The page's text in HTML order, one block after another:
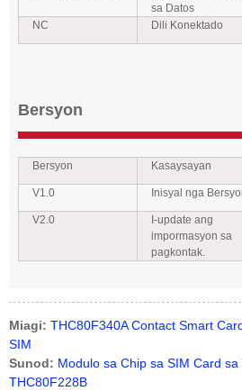
sa Datos
NC Dili Konektado
Bersyon
Bersyon Kasaysayan
V1.0 Inisyal nga
V2.0
I-update ang
impormasyon sa
pagkontak.
Miagi: THC80F340A Contact Smart
SIM
Sunod: Modulo sa Chip sa SIM Card sa
THC80F228B